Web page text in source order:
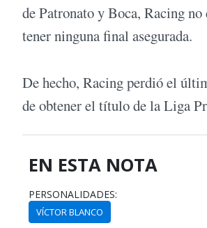
de Patronato y Boca, Racing
tener ninguna final asegurada.
De hecho, Racing perdió el
de obtener el título de la Liga
EN ESTA NOTA
PERSONALIDADES:
VÍCTOR BLANCO